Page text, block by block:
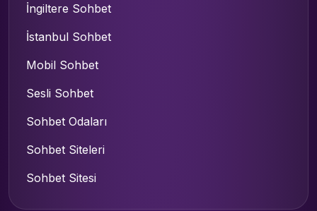
İngiltere Sohbet
İstanbul Sohbet
Mobil Sohbet
Sesli Sohbet
Sohbet Odaları
Sohbet Siteleri
Sohbet Sitesi